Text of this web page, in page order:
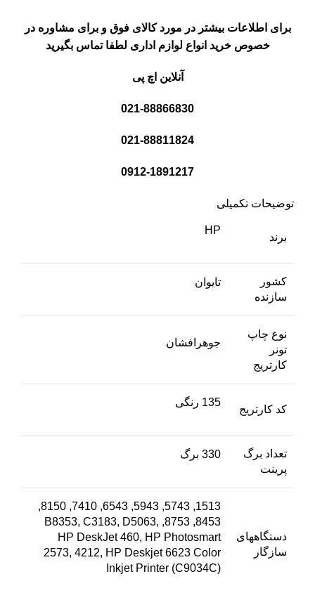
برای اطلاعات بیشتر در مورد کالای فوق و برای مشاوره در
خصوص خرید انواع لوازم اداری لطفا تماس بگیرید
آنلاین اچ پی
021-88866830
021-88811824
0912-1891217
توضیحات تکمیلی
برند
HP
کشور
سازنده
تایوان
نوع چاپ
تونر
کارتریج
جوهرافشان
کد کارتریج
135 رنگی
تعداد برگ
پرینت
330 برگ
دستگاههای
سازگار
1513, 5743, 5943, 6543, 7410, 8150,
8453, 8753, B8353, C3183, D5063,
HP DeskJet 460, HP Photosmart
2573, 4212, HP Deskjet 6623 Color
Inkjet Printer (C9034C)